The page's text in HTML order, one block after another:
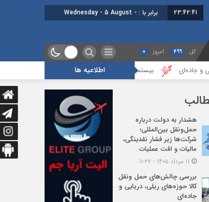
23:42:42
برابر با : Wednesday - 5 August -
کل 499 امروز 0
اطلاعیه ها
بیستمین جلسه بخش فورواردری در انجمن ایران برگزار شد
هشدار به دولت درباره
حمل‌ونقل بین‌المللی؛
شرکت‌ها زیر فشار نقدینگی،
مالیات و افت عملیات
بررسی چالش‌های حمل ونقل
کالا حوزه‌های ریلی، دریایی و
جاده‌ای